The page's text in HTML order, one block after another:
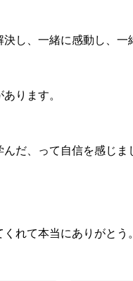
し、一緒に感動し、
ります。
だ、って自信を感じま
れて本当にありがとう。